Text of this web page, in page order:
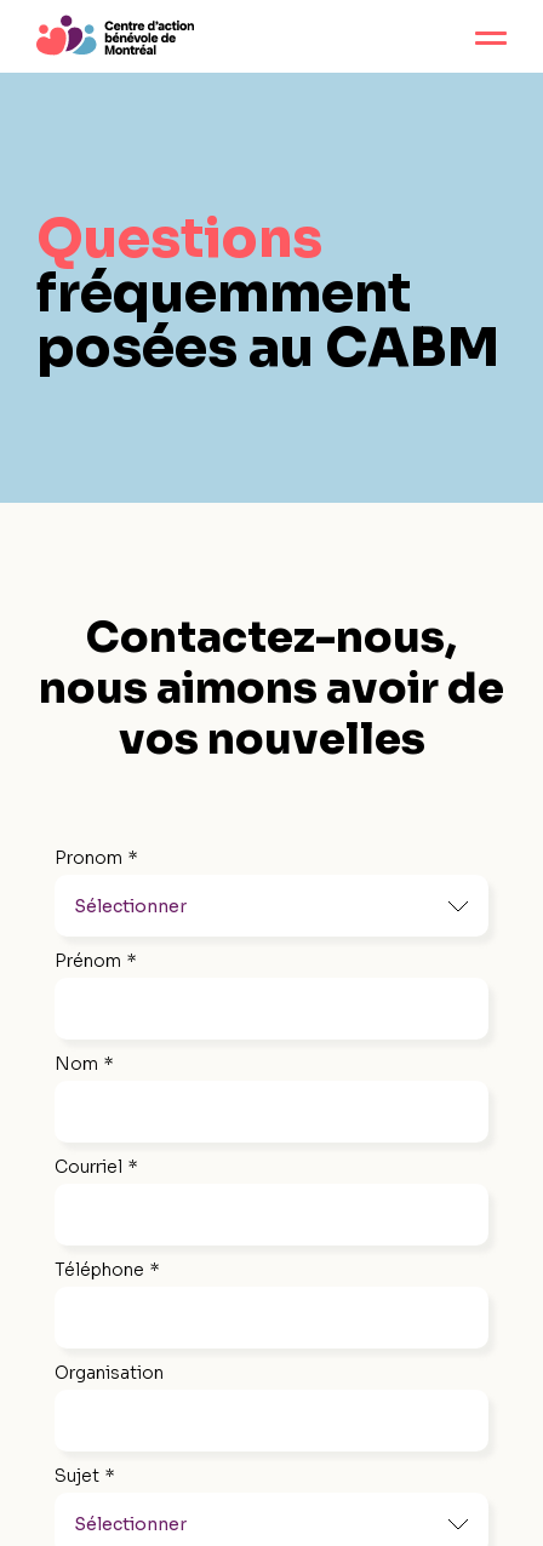
Questions
fréquemment
poséesau CABM
Contactez-nous,
nous aimons avoir de
vos nouvelles
Pronom *
Prénom *
Nom *
Courriel *
Téléphone *
Organisation
Sujet *